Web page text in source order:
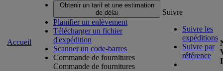
Accueil
Obtenir un tarif et une estimation
de délai
Planifier un enlèvement
Télécharger un fichier
d'expédition
Scanner un code-barres
Commande de fournitures
Commande de fournitures
Suivre
Suivre les
expéditions
Suivre par
référence